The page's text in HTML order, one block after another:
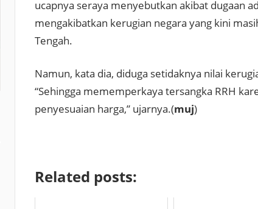
ucapnya seraya menyebutkan akibat dugaan
mengakibatkan kerugian negara yang kini
Tengah.
Namun, kata dia, diduga setidaknya nilai
“Sehingga mememperkaya tersangka RRH
penyesuaian harga,” ujarnya.(muj)
Related posts: